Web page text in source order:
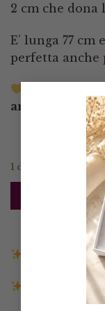
2 cm che dona
E’ lunga 77
perfetta anche
antica e
1 disponibili
AGGIUNGI
Spedizione
Spedizione